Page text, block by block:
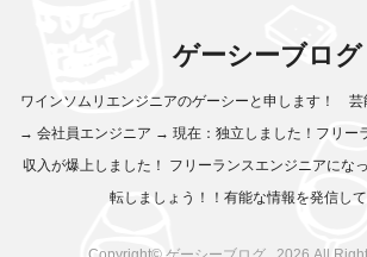
ゲーシーブログ
ワインソムリエンジニアのゲーシーと申します！
→ 会社員エンジニア → 現在：独立しました！フリー
収入が爆上しました！ フリーランスエンジニアにな
転しましょう！！有能な情報を発信して